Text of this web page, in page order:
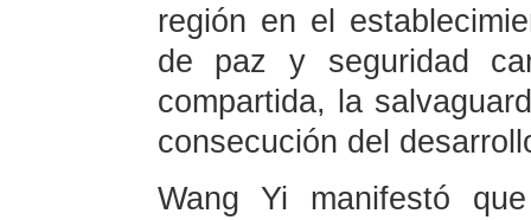
región en el
de paz y seguridad
compartida, la
consecución del
Wang Yi manifestó